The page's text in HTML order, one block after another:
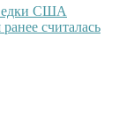
США
считалась